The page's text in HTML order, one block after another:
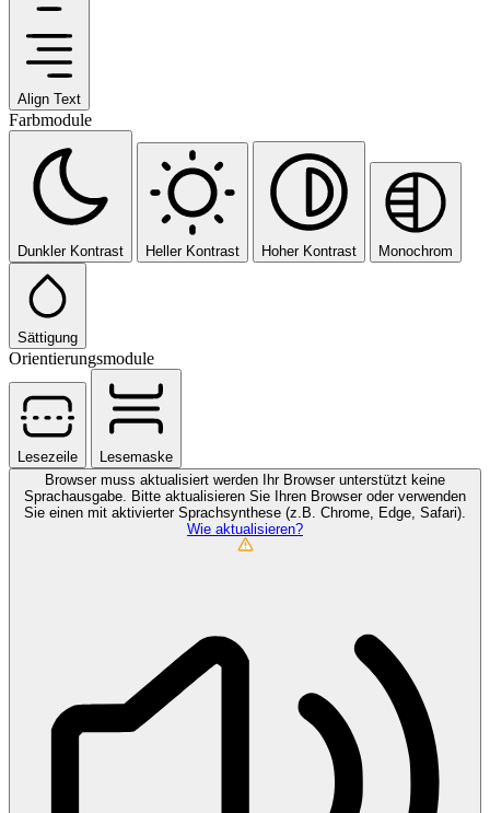
Align Text
Farbmodule
Dunkler Kontrast Heller Kontrast Hoher Kontrast Monochrom
Sättigung
Orientierungsmodule
Lesezeile
Lesemaske
Browser muss aktualisiert werden
Ihr Browser unterstützt keine
Sprachausgabe. Bitte aktualisieren Sie Ihren Browser oder verwenden
Sie einen mit aktivierter Sprachsynthese (z.B. Chrome, Edge, Safari).
Wie aktualisieren?